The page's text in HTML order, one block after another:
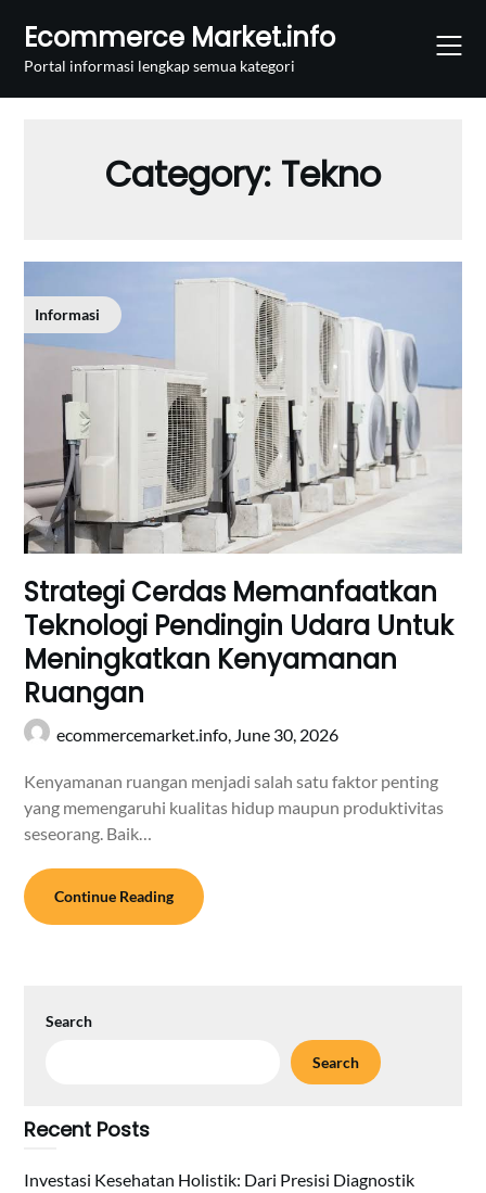
content
Ecommerce Market.info
Portal informasi lengkap semua kategori
Category: Tekno
Informasi
Strategi Cerdas Memanfaatkan
Teknologi Pendingin Udara Untuk
Meningkatkan Kenyamanan
Ruangan
ecommercemarket.info, June 30, 2026
Kenyamanan ruangan menjadi salah satu faktor penting
yang memengaruhi kualitas hidup maupun produktivitas
seseorang. Baik…
Continue Reading
Search
Search
Recent Posts
Investasi Kesehatan Holistik: Dari Presisi Diagnostik